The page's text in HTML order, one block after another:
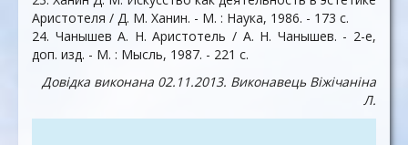
Аристотеля / Д. М. Ханин. - М. : Наука, 1986. - 173 c.
24. Чанышев А. Н. Аристотель / А. Н. Чанышев. - 2-е,
доп. изд. - М. : Мысль, 1987. - 221 с.
Довідка виконана 02.11.2013. Виконавець Віжічаніна
Л.